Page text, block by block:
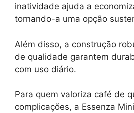
inatividade ajuda a
tornando-a uma opção
Além disso, a construção
de qualidade garantem
com uso diário.
Para quem valoriza café de
complicações, a Essenza